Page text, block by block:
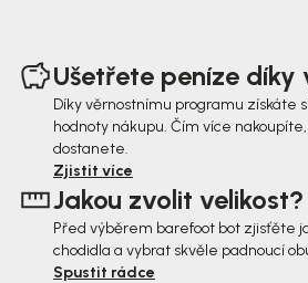
Ušetřete peníze díky
Díky věrnostnímu programu získáte
hodnoty nákupu. Čím více
dostanete.
Zjistit více
Jakou zvolit velikost?
Před výběrem barefoot bot zjisťěte
chodidla a vybrat skvěle padnoucí
Spustit rádce